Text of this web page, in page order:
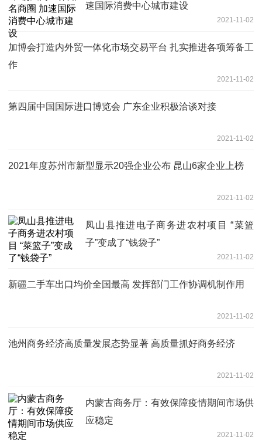
速国际消费中心城市建设
2021-11-02
加博会打造内外贸一体化市场交易平台 扎实推进各项筹备工
作
2021-11-02
第四届中国国际进口博览会 广东企业积极洽谈对接
2021-11-02
2021年度苏州市新型显示20强企业公布 昆山6家企业上榜
2021-11-02
凤山县推进电子商务进农村项目 “菜篮
子”变成了“钱袋子”
2021-11-02
新疆二手车出口均价全国最高 发挥部门工作协调机制作用
2021-11-02
池州商务经济高质量发展态势显著 高质量抓好商务经济
2021-11-02
内蒙古商务厅：有效保障疫情期间市场供
应稳定
2021-11-02